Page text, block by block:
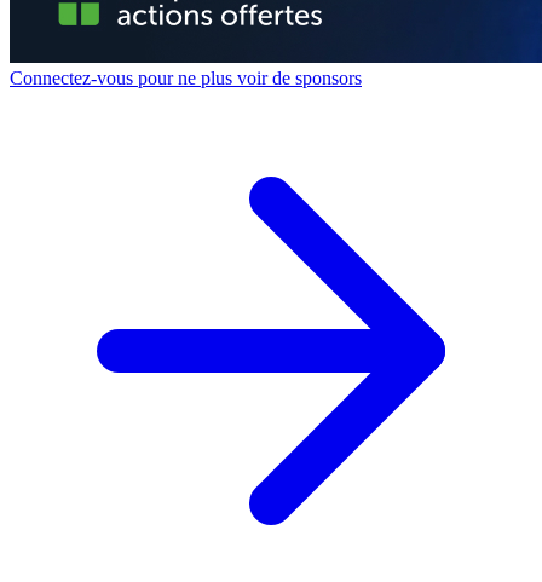
Connectez-vous pour ne plus voir de sponsors